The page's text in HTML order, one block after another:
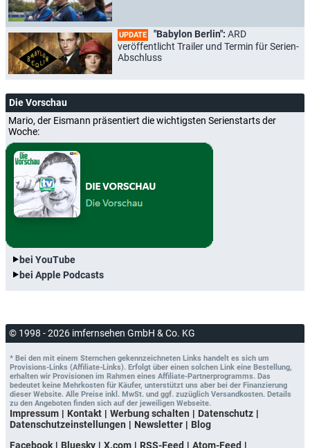
UPDATE "Babylon Berlin": ARD
veröffentlicht Trailer und Termin für Serien-
Abschluss
Die Vorschau
Mario, der Eismann präsentiert die wichtigsten Serienstarts der
Woche:
bei YouTube
bei Apple Podcasts
© 1998 - 2026 imfernsehen GmbH & Co. KG
* Bei den mit einem Sternchen gekennzeichneten Links handelt es sich um
Provisions-Links (Affiliate-Links). Erfolgt über einen solchen Link eine Bestellung,
erhalten wir Provisionen im Rahmen eines Affiliate-Partnerprogramms. Das
bedeutet keine Mehrkosten für Käufer, unterstützt uns aber bei der Finanzierung
dieser Website. Alle Preise inkl. MwSt. und ggf. zuzüglich Versandkosten. Details
zu den Angeboten finden sich auf der jeweiligen Webseite.
Impressum Kontakt Werbung schalten
Datenschutz
Datenschutzeinstellungen
Newsletter
Blog
Facebook
Bluesky X.com RSS-Feed Atom-Feed